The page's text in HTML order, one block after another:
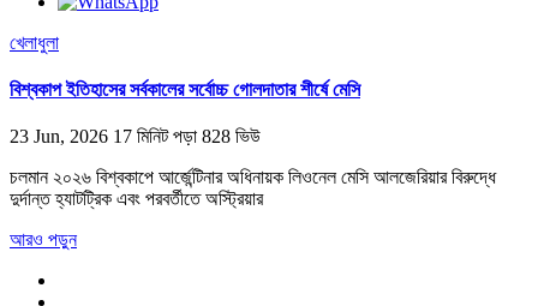
খেলাধুলা
বিশ্বকাপ ইতিহাসের সর্বকালের সর্বোচ্চ গোলদাতার শীর্ষে মেসি
23 Jun, 2026 17 মিনিট পড়া 828 ভিউ
চলমান ২০২৬ বিশ্বকাপে আর্জেন্টিনার অধিনায়ক লিওনেল মেসি আলজেরিয়ার বিরুদ্ধে
দুর্দান্ত হ্যাটট্রিক এবং পরবর্তীতে অস্ট্রিয়ার
আরও পড়ুন